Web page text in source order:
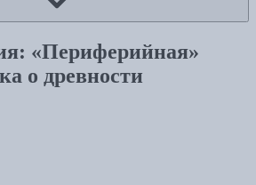
«Периферийная»
о древности